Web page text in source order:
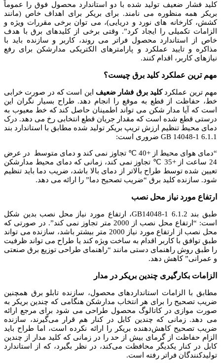
کلید فشار ضعیف تولید شده با دو استاندارد محصول فوق را عموماً
بریکر همه منظوره می نامند. برای بریکر برای اهداف خاص (مانند
کشش، کارخانه های نورد و دریایی)، می توان برخی مقررات ویژه و
الزامات تکمیلی را ایجاد کرد”. وقتی برخی از کلیدهای برق با هدف
خاص از استاندارد محصول فراتر می روند، کاربر و سازنده باید با
مذاکره و تایید عملکرد و پارامترهای الکتریکی مدارشکن برای رفع
نیازهای کاربر، اقدام کنند.
مهم ترین عملکرد کلید برق چیست؟
مهم ترین عملکردکلید برق فشار ضعیف این است که در صورت خرابی
خط، حفاظت از قطع به موقع را انجام دهد. طراح بسیار نگران این
است که آیا مدار شکن می تواند اطمینان حاصل کند که خط معیوب به
درستی قطع شده است که مقدار جریان قطع انتخابی رخ می دهد. درک
دمای محیط تنظیم ارزش تریپ بریکر تولید شده مطابق با استاندارد بند
6.1.1 GB 14048-1 ضروری است:
“دمای هوای محیط از +40 ℃ تجاوز نمی کند و دمای متوسط ​​ در عرض
24 ساعت از +35 ℃ تجاوز نمی کند، زمانی که دمای محیط مدارشکن
تعیین شده توسط طراح بالاتر از دمای بالا باشد، ضریب دما باید تنظیم
شود. سازنده کلید برق “ضریب تصحیح دما” را ارائه می دهد.
ارتفاع مورد نیاز محل نصب
طبق بند 6.1.2 GB14048-1، ارتفاع مورد نیاز محل نصب بدین شکل
است: “ارتفاع محل نصب از 2000 متر تجاوز نمی کند”. در صورتی که
محل نصب از ارتفاع مورد نیاز 2000 متر بیشتر باشد، سازنده می تواند
طبق توافق با کاربر اقدام به ساخت ویژه کند یا طراح می تواند ظرفیت
را طبق روش راهنمای دستی مانند “راهنمای طراحی توزیع برق صنعتی
و عمرانی” کاهش دهد.
الزامات بکارگیری چندین بریکر در مدار
مطابق با الزامات استانداردهای محصول، سازنده تابلو برق همچنین
ضریب تصحیح را برای هر انتخاب مدارشکن هنگامی که چندین بریکر به
صورت موازی در کاتالوگ محصول طراحی می شود برای مرجع ارائه
می دهد.زمانی که چندین کابل در کنار هم قرار می‌گیرند، سازنده
ضریب تصحیح کاهش‌دهنده بریکر را ارائه نکرده است، اما طراح باید
الزام حفاظت از گرمای بیش از حد را در زمانی که کلید مدار از چندین
کابل در کنار یکدیگر محافظت می‌کند، در نظر بگیرد، که از استاندارد
تولیدکنندگان فراتر رفته است.